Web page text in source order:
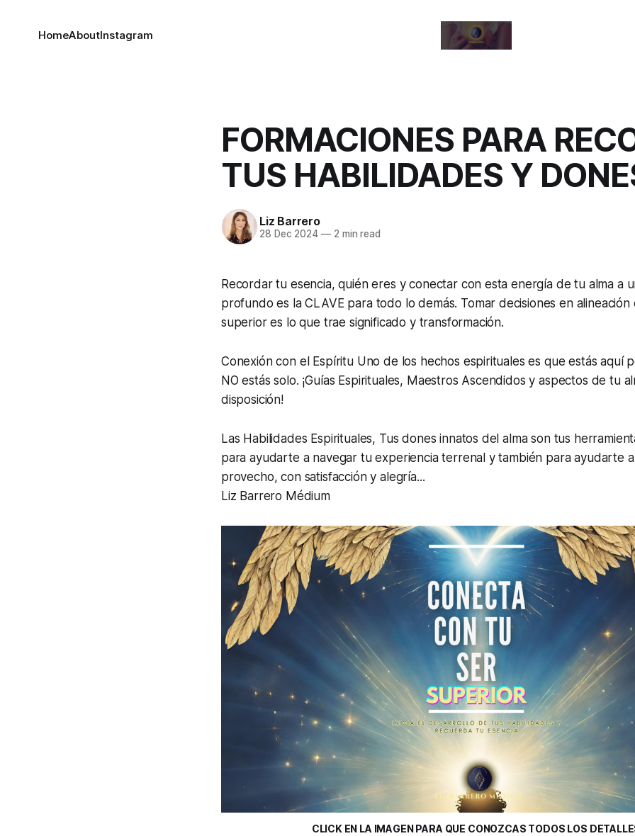
HomeAboutInstagram
FORMACIONES PARA
TUS HABILIDADES Y
Liz Barrero
28 Dec 2024 —2 min read
Recordar tu esencia, quién eres y conectar con esta energía de tu alma a
profundo es la CLAVE para todo lo demás. Tomar decisiones en
superior es lo que trae significado y transformación.
Conexión con el Espíritu Uno de los hechos espirituales es que estás aquí
NO estás solo. ¡Guías Espirituales, Maestros Ascendidos y aspectos de tu
disposición!
Las Habilidades Espirituales, Tus dones innatos del alma son tus
para ayudarte a navegar tu experiencia terrenal y también para ayudarte
provecho, con satisfacción y alegría...
Liz Barrero Médium
CLICK EN LA IMAGEN PARA QUE CONOZCAS TODOS LOS